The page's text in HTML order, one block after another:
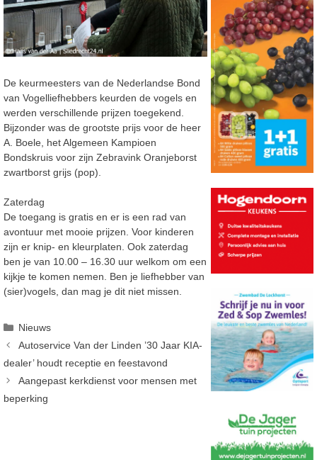
De keurmeesters van de Nederlandse Bond
van Vogelliefhebbers keurden de vogels en
werden verschillende prijzen toegekend.
Bijzonder was de grootste prijs voor de heer
A. Boele, het Algemeen Kampioen
Bondskruis voor zijn Zebravink Oranjeborst
zwartborst grijs (pop).
Zaterdag
De toegang is gratis en er is een rad van
avontuur met mooie prijzen. Voor kinderen
zijn er knip- en kleurplaten. Ook zaterdag
ben je van 10.00 – 16.30 uur welkom om een
kijkje te komen nemen. Ben je liefhebber van
(sier)vogels, dan mag je dit niet missen.
Categorieën
Nieuws
Autoservice Van der Linden ’30 Jaar KIA-
dealer’ houdt receptie en feestavond
Aangepast kerkdienst voor mensen met
beperking